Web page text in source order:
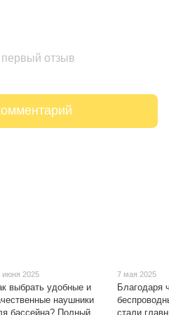
отзыв
июня 2025
выбрать удобные и
наушники
бассейна? Полный
7 мая 2025
Благодаря
стали